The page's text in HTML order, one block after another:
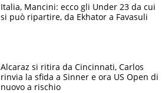
Italia, Mancini: ecco gli Under 23 da cui
si può ripartire, da Ekhator a Favasuli
Alcaraz si ritira da Cincinnati, Carlos
rinvia la sfida a Sinner e ora US Open di
nuovo a rischio